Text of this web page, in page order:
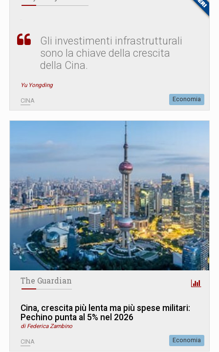
Gli investimenti infrastrutturali
sono la chiave della crescita
della Cina.
Yu Yongding
CINA Economia
The Guardian
Cina, crescita più lenta ma più spese militari:
Pechino punta al 5% nel 2026
di Federica Zambino
CINA Economia